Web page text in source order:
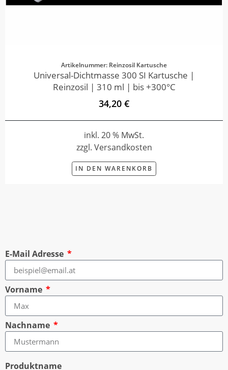
Artikelnummer: Reinzosil Kartusche
Universal-Dichtmasse 300 SI Kartusche |
Reinzosil | 310 ml | bis +300°C
34,20 €
inkl. 20 % MwSt.
zzgl. Versandkosten
IN DEN WARENKORB
E-Mail Adresse
Vorname
Nachname
Produktname